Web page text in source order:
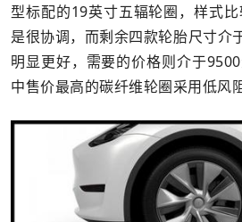
型标配的19英寸五辐轮圈，样式
是很协调，而剩余四款轮胎尺寸介
明显更好，需要的价格则介于
中售价最高的碳纤维轮圈采用低风